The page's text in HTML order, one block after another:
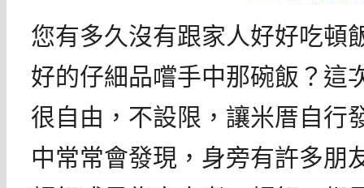
您有多久沒有跟家人好好吃頓
好的仔細品嚐手中那碗飯？這
很自由，不設限，讓米厝自行
中常常會發現，身旁有許多朋